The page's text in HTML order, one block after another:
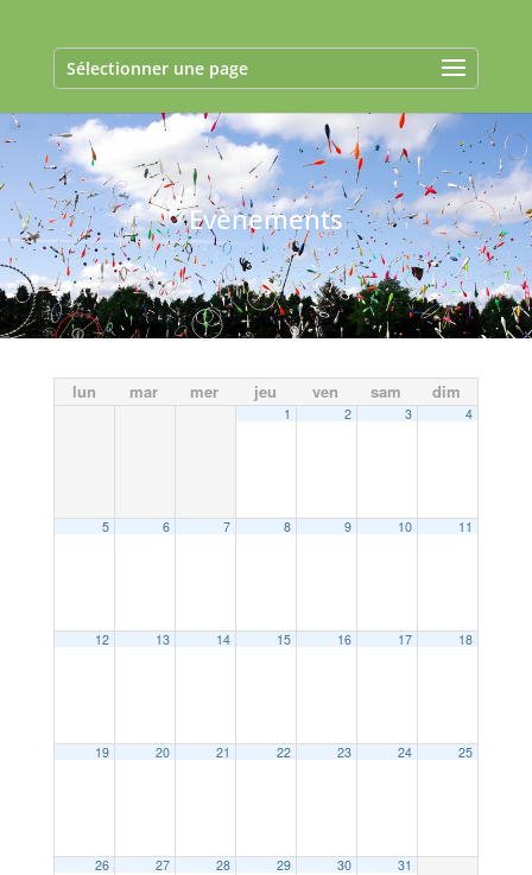
Sélectionner une page
Evènements
lun mar mer jeu ven sam dim
1 2 3 4
5 6 7 8 9 10 11
12 13 14 15 16 17 18
19 20 21 22 23 24 25
26 27 28 29 30 31